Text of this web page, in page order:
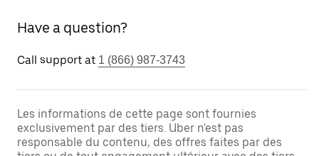
Have a question?
Call support at 1 (866) 987-3743
Les informations de cette page sont fournies
exclusivement par des tiers. Uber n'est pas
responsable du contenu, des offres faites par des